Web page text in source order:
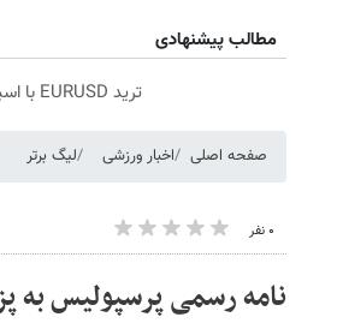
مطالب پیشنهادی
ترید EURUSD با اسپرد از صفر پیپ
صفحه اصلی اخبار ورزشی لیگ برتر
۰ نفر
نامه رسمی پرسپولیس به